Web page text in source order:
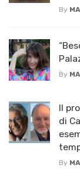
By
By
Il
di
By